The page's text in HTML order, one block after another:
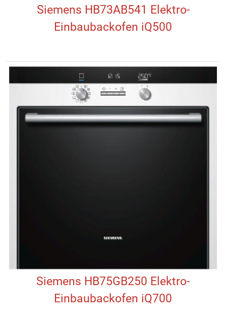
Siemens HB73AB541 Elektro-
Einbaubackofen iQ500
Siemens HB75GB250 Elektro-
Einbaubackofen iQ700